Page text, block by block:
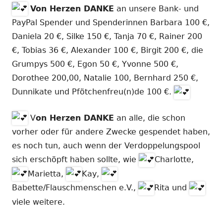
Von Herzen DANKE an unsere Bank- und
PayPal Spender und Spenderinnen Barbara 100 €,
Daniela 20 €, Silke 150 €, Tanja 70 €, Rainer 200
€, Tobias 36 €, Alexander 100 €, Birgit 200 €, die
Grumpys 500 €, Egon 50 €, Yvonne 500 €,
Dorothee 200,00, Natalie 100, Bernhard 250 €,
Dunnikate und Pfötchenfreu(n)de 100 €.
Von Herzen DANKE an alle, die schon
vorher oder für andere Zwecke gespendet haben,
es noch tun, auch wenn der Verdoppelungspool
sich erschöpft haben sollte, wie
Charlotte,
Marietta,
Kay,
Babette/Flauschmenschen e.V.,
Rita und
viele weitere.